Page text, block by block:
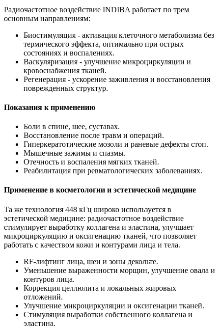
Радиочастотное воздействие INDIBA работает по трем
основным направлениям:
Биостимуляция - активация клеточного метаболизма без
термического эффекта, оптимально при острых
состояниях и воспалениях.
Васкуляризация - улучшение микроциркуляции и
кровоснабжения тканей.
Регенерация - ускорение заживления и восстановления
поврежденных структур.
Показания к применению
Боли в спине, шее, суставах.
Восстановление после травм и операций.
Гиперкератотические мозоли и раневые дефекты стоп.
Мышечные зажимы и спазмы.
Отечность и воспаления мягких тканей.
Реабилитация при ревматологических заболеваниях.
Применение в косметологии и эстетической медицине
Та же технология 448 кГц широко используется в
эстетической медицине: радиочастотное воздействие
стимулирует выработку коллагена и эластина, улучшает
микроциркуляцию и оксигенацию тканей, что позволяет
работать с качеством кожи и контурами лица и тела.
RF-лифтинг лица, шеи и зоны декольте.
Уменьшение выраженности морщин, улучшение овала и
контуров лица.
Коррекция целлюлита и локальных жировых
отложений.
Улучшение микроциркуляции и оксигенации тканей.
Стимуляция выработки собственного коллагена и
эластина.